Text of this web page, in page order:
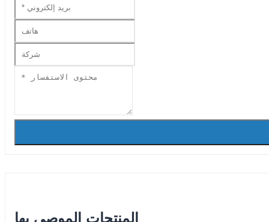
المنتجات الموصى بها